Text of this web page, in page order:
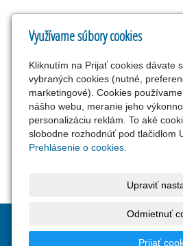
Kontakty
A.S.E.P., spol. s r.o.
Radlinského 27
info@vytlacimevsetko.sk
www.asep.sk
02/ 5244 4229
A.S.E.P., spol. s r.o.-
požiadaviek|
Využívame súbory cookies
Kliknutím na Prijať cookies dávate
vybraných cookies (nutné,
marketingové). Cookies
nášho webu, meranie jeho
personalizáciu reklám. To aké
slobodne rozhodnúť pod tlačidlom
Prehlásenie o cookies.
Upraviť
Odmietnuť
Prijať